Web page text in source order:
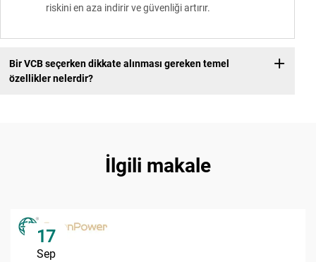
riskini en aza indirir ve güvenliği artırır.
Bir VCB seçerken dikkate alınması gereken temel
özellikler nelerdir?
İlgili makale
17
Sep